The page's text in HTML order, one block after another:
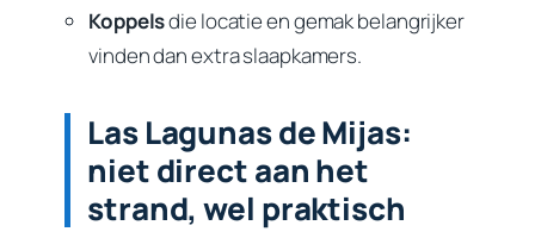
Koppelsdie locatie en gemak belangrijker
vinden dan extra slaapkamers.
Las Lagunas de Mijas:
niet direct aan het
strand, wel praktisch